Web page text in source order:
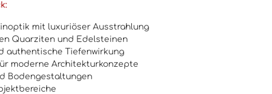
mit luxuriöser Ausstrahlung
Quarziten und Edelsteinen
authentische Tiefenwirkung
moderne Architekturkonzepte
Bodengestaltungen